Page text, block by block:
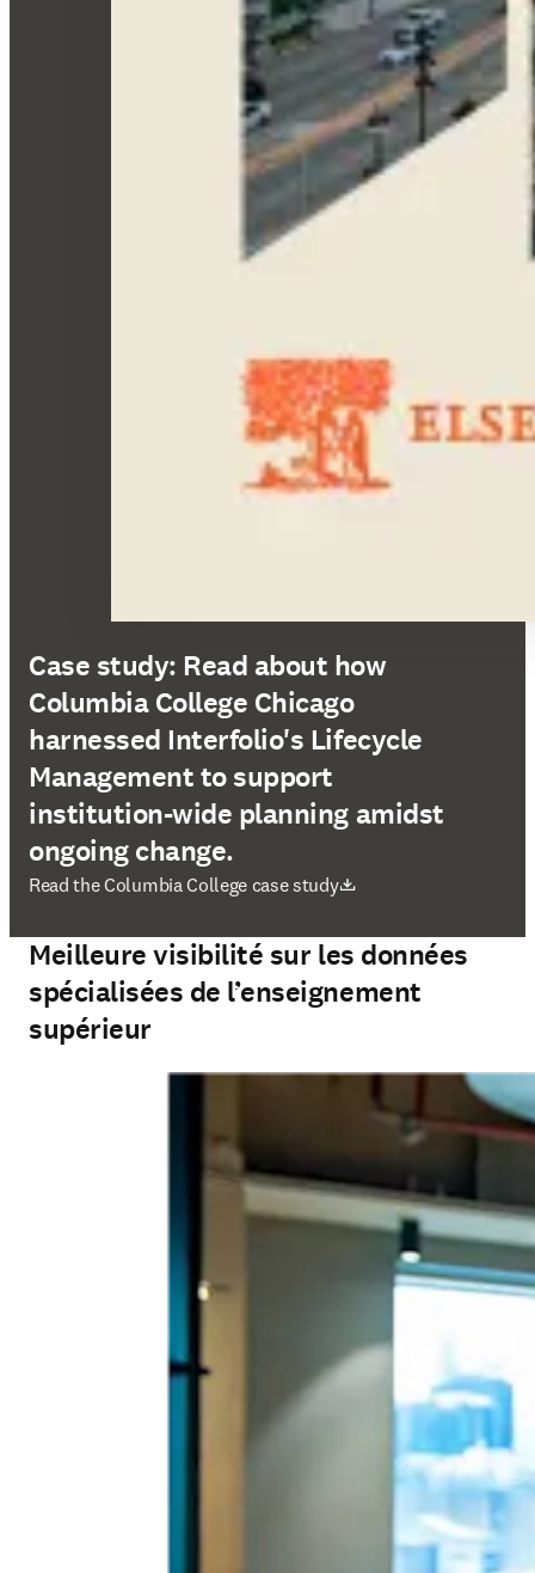
Case study: Read about how
Columbia College Chicago
harnessed Interfolio's Lifecycle
Management to support
institution-wide planning amidst
ongoing change.
Read the Columbia College case study
S’ouvre dans une nouvelle fenêtre
Meilleure visibilité sur les données
spécialisées de l’enseignement
supérieur